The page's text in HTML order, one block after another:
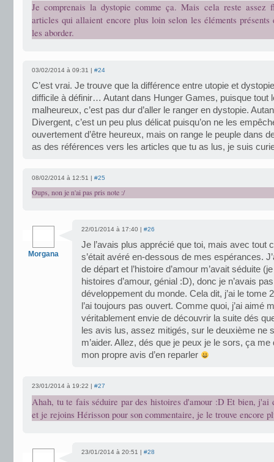
Je comprenais la dystopie comme ça. Mais cela reste assez
articles qui allaient encore plus loin selon les éléments
les aborder.
03/02/2014 à 09:31 | #24
C’est vrai. Je trouve que la différence entre utopie et
difficile à définir… Autant dans Hunger Games, puisque tout
malheureux, c’est pas dur d’aller le ranger en dystopie.
Divergent, c’est un peu plus délicat puisqu’on ne les
ouvertement d’être heureux, mais on range le peuple dans
as des références vers les articles que tu as lus, je suis
08/02/2014 à 12:51 | #25
Oups, non je n'ai pas pris note :/
Morgana
22/01/2014 à 17:40 | #26
Je l’avais plus apprécié que toi, mais avec tout
s’était avéré en-dessous de mes espérances.
de départ et l’histoire d’amour m’avait séduite
histoires d’amour, génial :D), donc je n’avais
développement du monde. Cela dit, j’ai le tome
l’ai toujours pas ouvert. Comme quoi, j’ai aimé
véritablement envie de découvrir la suite dés
les avis lus, assez mitigés, sur le deuxième ne
m’aider. Allez, dés que je peux je le sors, ça
mon propre avis d’en reparler
23/01/2014 à 19:22 | #27
Ahah, tu te fais séduire par des histoires d'amour :D Et bien, j'ai
et je rejoins Hérisson pour son commentaire, je le trouve encore
23/01/2014 à 20:51 | #28